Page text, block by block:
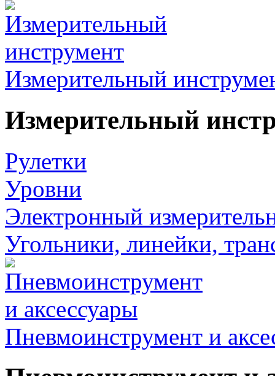
Измерительный
Измерительный
Рулетки
Уровни
Электронный
Угольники, линейки,
Пневмоинструмент и